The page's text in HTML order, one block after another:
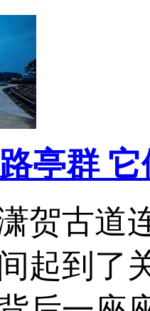
亭群
贺古道
起到了